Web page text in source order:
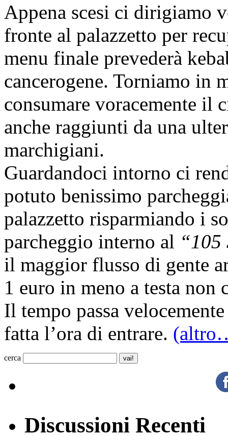
Appena scesi ci dirigiamo
fronte al palazzetto per
menu finale prevederà
cancerogene. Torniamo in
consumare voracemente il
anche raggiunti da una
marchigiani.
Guardandoci intorno ci
potuto benissimo
palazzetto risparmiando i
parcheggio interno al “105
il maggior flusso di gente
1 euro in meno a testa
Il tempo passa
fatta l’ora di entrare.
cerca
Discussioni Recenti